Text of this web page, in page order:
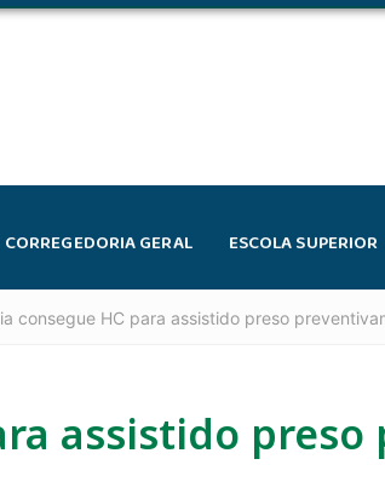
CORREGEDORIA GERAL ESCOLA SUPERIOR
consegue HC para assistido preso
assistido